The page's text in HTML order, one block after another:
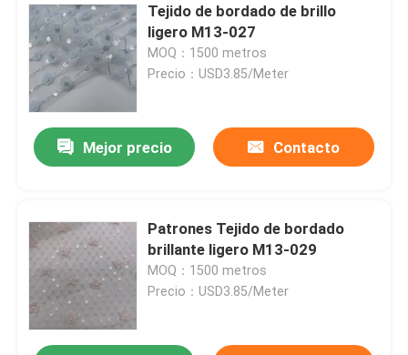
Tejido de bordado de brillo
ligero M13-027
MOQ：1500 metros
Precio：USD3.85/Meter
Mejor precio Contacto
Patrones Tejido de bordado
brillante ligero M13-029
MOQ：1500 metros
Precio：USD3.85/Meter